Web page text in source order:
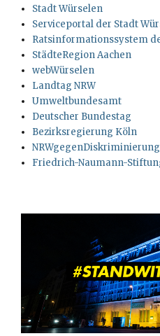
Stadt Würselen
Serviceportal der Stadt
Ratsinformationssystem
StädteRegion Aachen
webWürselen
Landtag NRW
Umweltbundesamt
Deutscher Bundestag
Bezirksregierung Köln
Friedrich-Naumann-